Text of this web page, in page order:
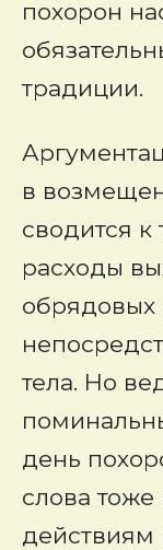
похорон
традиции.
в
сводится к
расходы
обрядовых
тела. Но
день
слова тоже
действиям